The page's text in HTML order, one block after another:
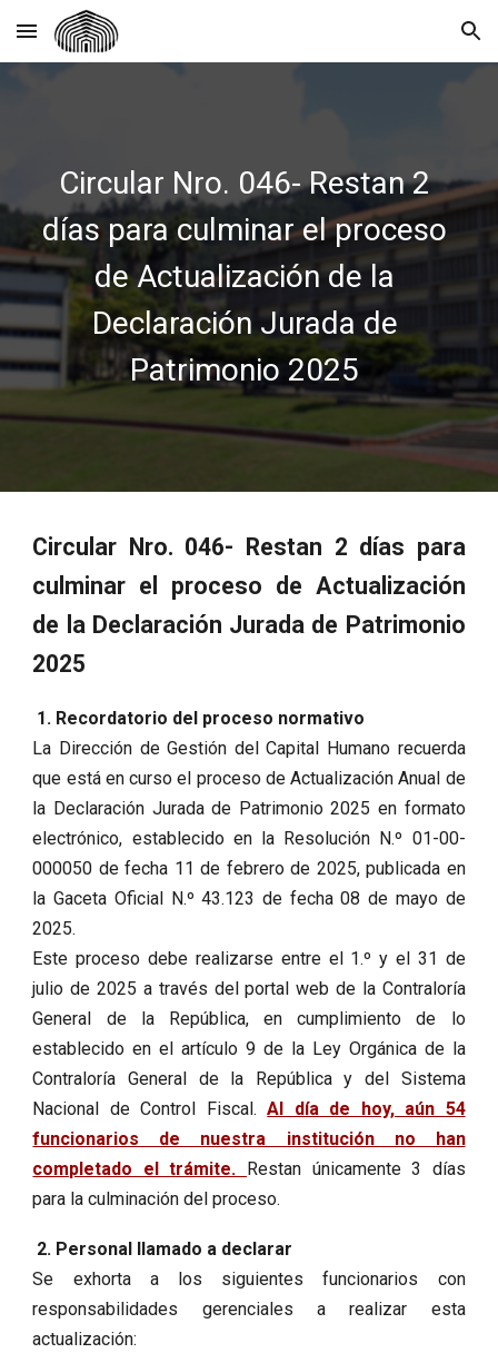
Skip to main content Skip to navigation
Circular Nro. 046- Restan 2
días para culminar el proceso
de Actualización de la
Declaración Jurada de
Patrimonio 2025
Circular Nro. 046- Restan 2 días para
culminar el proceso de Actualización
de la Declaración Jurada de Patrimonio
2025
1. Recordatorio del proceso normativo
La Dirección de Gestión del Capital Humano recuerda
que está en curso el proceso de Actualización Anual de
la Declaración Jurada de Patrimonio 2025 en formato
electrónico, establecido en la Resolución N.º 01-00-
000050 de fecha 11 de febrero de 2025, publicada en
la Gaceta Oficial N.º 43.123 de fecha 08 de mayo de
2025.
Este proceso debe realizarse entre el 1.º y el 31 de
julio de 2025 a través del portal web de la Contraloría
General de la República, en cumplimiento de lo
establecido en el artículo 9 de la Ley Orgánica de la
Contraloría General de la República y del Sistema
Nacional de Control Fiscal.Al día de hoy, aún 54
funcionarios de nuestra institución no han
completado el trámite. Restan únicamente 3 días
para la culminación del proceso.
2. Personal llamado a declarar
Se exhorta a los siguientes funcionarios con
responsabilidades gerenciales a realizar esta
actualización: